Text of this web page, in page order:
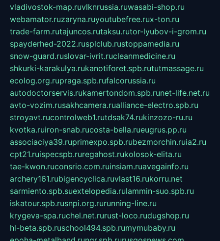
vladivostok-map.ruvlknrussia.ruwasabi-shop.ru
webamator.ruzaryna.ruyoutubefree.rux-ton.ru
trade-farm.rutajuncos.rutaksu.rutor-lyubov-i-grom.ru
spayderhed-2022.rusplclub.rustoppamedia.ru
snow-guard.ruslovar-ivrit.rucleanmedicine.ru
shkurki-karakulya.rukanotiforet.spb.rututmassage.ru
ecolog.org.rupraga.spb.rufalcorussia.ru
autodoctorservis.rukamertondom.spb.runet-life.net.ru
avto-vozim.rusakhcamera.rualliance-electro.spb.ru
stroyavt.rucontrolweb1.rutdsak74.rukinzozo-ru.ru
kvotka.ruiron-snab.rucosta-bella.rueugrus.pp.ru
associaciya39.ruprimexpo.spb.rubezmorchin.ruia2.ru
cpt21.ruispecspb.ruregahost.rukolosok-elita.ru
tae-kwon.ruconsrio.com.ruinsiam.ruavegainfo.ru
archery161.rubigencyclica.ruvlast16.rukorru.net
sarmiento.spb.suextelopedia.rulammin-suo.spb.ru
iskatour.spb.rusnpi.org.rurunning-line.ru
krygeva-spa.ruchel.net.rurust-loco.rudugshop.ru
hl-beta.spb.ruschool494.spb.rumymubaby.ru